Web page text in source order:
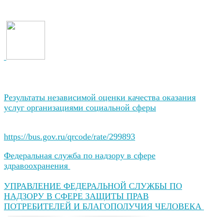
Результаты независимой оценки качества оказания
услуг организациями социальной сферы
https://bus.gov.ru/qrcode/rate/299893
Федеральная служба по надзору в сфере
здравоохранения
УПРАВЛЕНИЕ ФЕДЕРАЛЬНОЙ СЛУЖБЫ ПО
НАДЗОРУ В СФЕРЕ ЗАЩИТЫ ПРАВ
ПОТРЕБИТЕЛЕЙ И БЛАГОПОЛУЧИЯ ЧЕЛОВЕКА